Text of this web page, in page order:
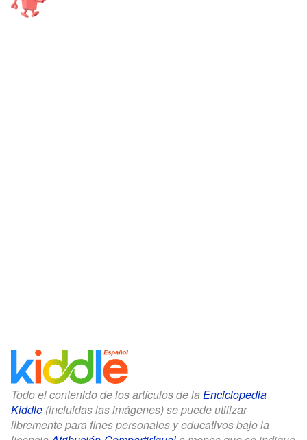
Todo el contenido de los artículos de la Enciclopedia
Kiddle (incluidas las imágenes) se puede utilizar
libremente para fines personales y educativos bajo la